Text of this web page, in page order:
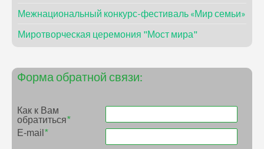
Межнациональный конкурс-фестиваль «Мир семьи»
Миротворческая церемония "Мост мира"
Форма обратной связи:
Как к Вам
обратиться*
E-mail *